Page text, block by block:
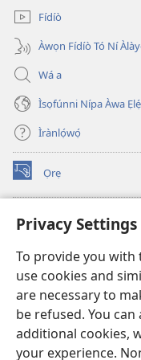
Privacy Settings
To provide you with
use cookies and
are necessary to
be refused. You
additional cookies,
your experience.
Fídíò
Àwọn Fídíò Tó Ní
Wá a
Ìsọfúnni Nípa Àwa
Ìrànlọ́wọ́
Ọrẹ
(opens
new
ÀKÁ ÌWÉ ORÍ
(opens
window)JW Hub
(opens
new
window)JW Library
Watchtower Library